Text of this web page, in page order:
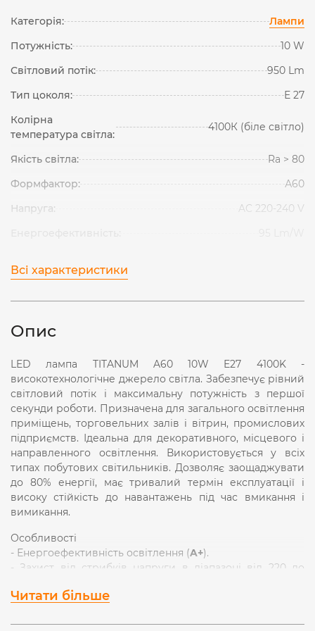
Категорія:
Лампи
Потужність:
10 W
Світловий потік:
950 Lm
Тип цоколя:
Е 27
Колірна
температура світла:
4100К (біле світло)
Якість світла:
Ra > 80
Формфактор:
А60
Напруга:
AC 220-240 V
Всі характеристики
Опис
LED лампа TITANUM A60 10W E27 4100K -
високотехнологічне джерело світла. Забезпечує рівний
світловий потік і максимальну потужність з першої
секунди роботи. Призначена для загального освітлення
приміщень, торговельних залів і вітрин, промислових
підприємств. Ідеальна для декоративного, місцевого і
направленного освітлення. Використовується у всіх
типах побутових світильників. Дозволяє заощаджувати
до 80% енергії, має тривалий термін експлуатації і
високу стійкість до навантажень під час вмикання і
вимикання.
Особливості
- Енергоефективність освітлення (A+).
- Захист від стрибків напруги в діапазоні від 220 до
- Рівномірне яскраве освітлення без мерехтінь, функція
випромінювання.
Читати більше